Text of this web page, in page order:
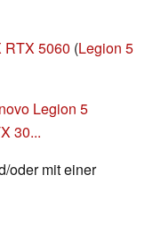
RTX 5060 (Legion 5
Legion 5
30...
oder mit einer